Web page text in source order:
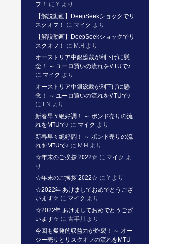
フ！
に Y より
【解説動画】DeepSeekショックでリ
スクオフ！
に マイク より
【解説動画】DeepSeekショックでリ
スクオフ！
に M.H より
オーストリア中銀総裁が利下げに懸
念！ ～ ユーロ買いの流れをMTUで♪
に マイク より
オーストリア中銀総裁が利下げに懸
念！ ～ ユーロ買いの流れをMTUで♪
に FN より
新春早々絶好調！ ～ ポンド売りの流
れをMTUで♪ に マイク より
新春早々絶好調！ ～ ポンド売りの流
れをMTUで♪ に M.H より
☆年末のご挨拶 2022☆ に マイク よ
り
☆年末のご挨拶 2022☆ に Y より
☆2022年 あけましておめでとうござ
います☆ に マイク より
☆2022年 あけましておめでとうござ
います☆ に 古手川
より
今回も爆発的収益力が炸裂！ ～ オー
ジー売りとリスクオフの流れをMTU